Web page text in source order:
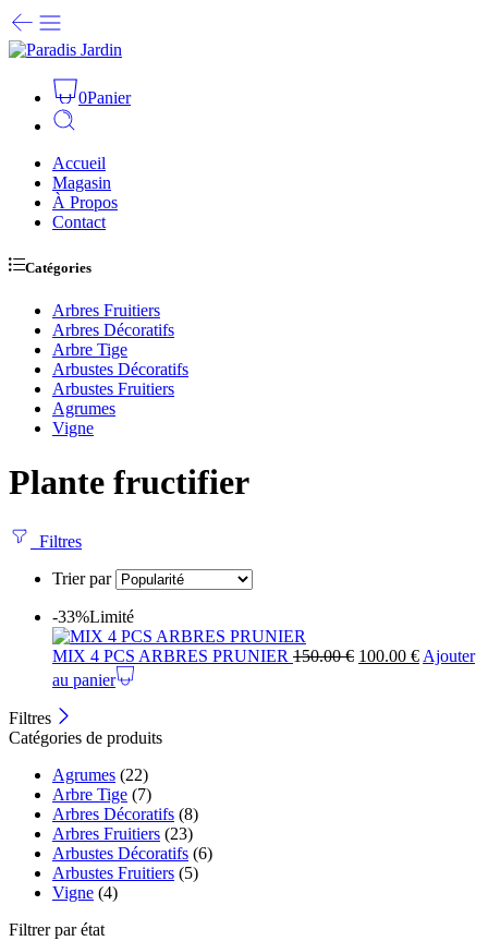
0Panier
Accueil
Magasin
À Propos
Contact
Catégories
Arbres Fruitiers
Arbres Décoratifs
Arbre Tige
Arbustes Décoratifs
Arbustes Fruitiers
Agrumes
Vigne
Plante fructifier
Filtres
Trier par
-33%Limité
MIX 4 PCS ARBRES PRUNIER 150.00€ 100.00 € Ajouter
au panier
Filtres
Catégories de produits
Agrumes (22)
Arbre Tige (7)
Arbres Décoratifs (8)
Arbres Fruitiers (23)
Arbustes Décoratifs (6)
Arbustes Fruitiers (5)
Vigne (4)
Filtrer par état